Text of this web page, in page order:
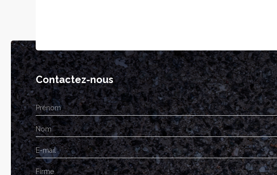
Contactez-nous